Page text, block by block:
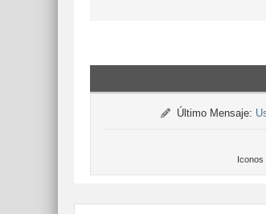
Último Mensaje:
Iconos